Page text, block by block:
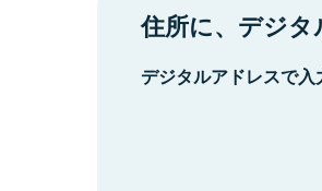
住所に、デジタ
デジタルアドレスで